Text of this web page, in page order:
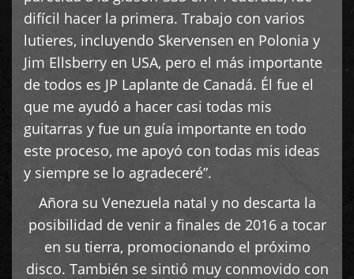
difícil hacer la primera. Trabajo con varios
lutieres, incluyendo Skervensen en Polonia y
Jim Ellsberry en USA, pero el más importante
de todos es JP Laplante de Canadá. Él fue el
que me ayudó a hacer casi todas mis
guitarras y fue un guía importante en todo
este proceso, me apoyó con todas mis ideas
y siempre se lo agradeceré”.
Añora su Venezuela natal y no descarta la
posibilidad de venir a finales de 2016 a tocar
en su tierra, promocionando el próximo
disco. También se sintió muy conmovido con